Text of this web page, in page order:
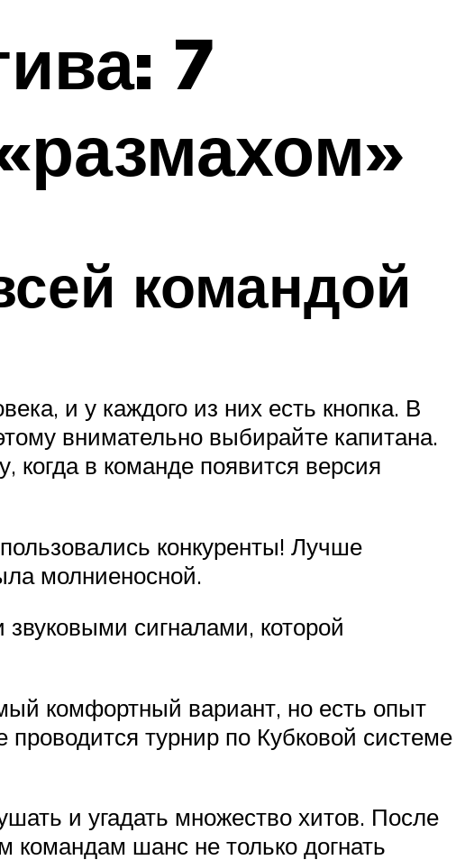
7
командой
и у каждого из них есть кнопка. В
внимательно выбирайте капитана.
когда в команде появится версия
конкуренты! Лучше
молниеносной.
сигналами, которой
комфортный вариант, но есть опыт
турнир по Кубковой системе
и угадать множество хитов. После
командам шанс не только догнать